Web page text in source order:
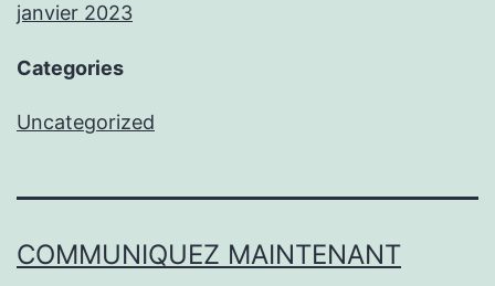
janvier 2023
Categories
Uncategorized
COMMUNIQUEZ MAINTENANT